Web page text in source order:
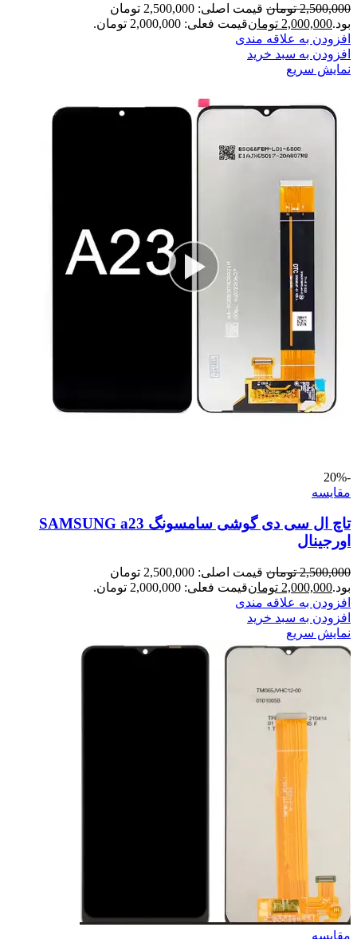
2,500,000 تومان
قیمت اصلی: 2,500,000 تومان
بود.2,000,000 تومانقیمت فعلی: 2,000,000 تومان.
افزودن به علاقه مندی
افزودن به سبد خرید
نمایش سریع
-20%
مقايسه
تاچ ال سی دی گوشی سامسونگ SAMSUNG a23
اورجینال
2,500,000 تومان
قیمت اصلی: 2,500,000 تومان
بود.2,000,000 تومانقیمت فعلی: 2,000,000 تومان.
افزودن به علاقه مندی
افزودن به سبد خرید
نمایش سریع
مقايسه